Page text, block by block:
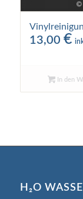
13,00 €
In den
H₂O